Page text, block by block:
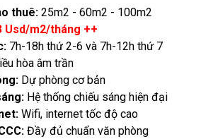
thuê: 25m2 - 60m2 - 100m2
Usd/m2/tháng ++
7h-18h thứ 2-6 và 7h-12h thứ 7
hòa âm trần
Dự phòng cơ bản
Hệ thống chiếu sáng hiện đại
Wifi, internet tốc độ cao
Đầy đủ chuẩn văn phòng